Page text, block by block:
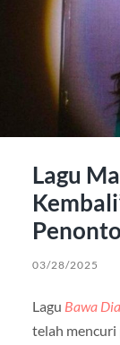
Lagu
03/28/2025
Lagu Bawa
telah mencuri